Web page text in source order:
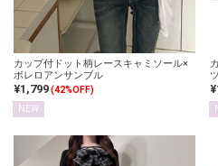
カップ付ドット柄レースキャミソール×
ボレロアンサンブル
¥1,799(42%OFF)
NEW